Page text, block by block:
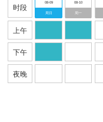
时段
上午
下午
夜晚
08-09
周日
08-10
周一